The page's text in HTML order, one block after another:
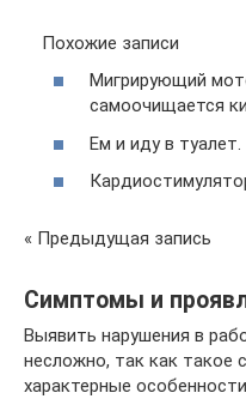
Похожие записи
Мигрирующий
самоочищается
Ем и иду в
« Предыдущая запись
Симптомы и
Выявить нарушения в
несложно, так как такое
характерные